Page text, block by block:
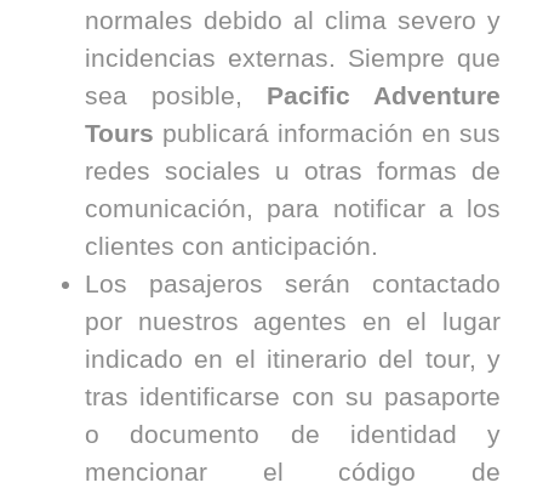
normales debido al clima severo y
incidencias externas. Siempre que
sea posible, Pacific Adventure
Tours publicará información en sus
redes sociales u otras formas de
comunicación, para notificar a los
clientes con anticipación.
Los pasajeros serán contactado
por nuestros agentes en el lugar
indicado en el itinerario del tour, y
tras identificarse con su pasaporte
o documento de identidad y
mencionar el código de